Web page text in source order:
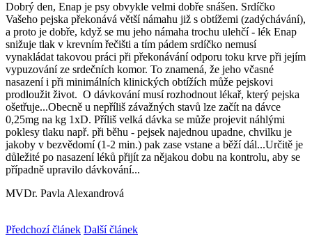
Dobrý den, Enap je psy obvykle velmi dobře snášen. Srdíčko
Vašeho pejska překonává větší námahu již s obtížemi (zadýchávání),
a proto je dobře, když se mu jeho námaha trochu ulehčí - lék Enap
snižuje tlak v krevním řečišti a tím pádem srdíčko nemusí
vynakládat takovou práci při překonávání odporu toku krve při jejím
vypuzování ze srdečních komor. To znamená, že jeho včasné
nasazení i při minimálních klinických obtížích může pejskovi
prodloužit život. O dávkování musí rozhodnout lékař, který pejska
ošetřuje...Obecně u nepříliš závažných stavů lze začít na dávce
0,25mg na kg 1xD. Příliš velká dávka se může projevit náhlými
poklesy tlaku např. při běhu - pejsek najednou upadne, chvilku je
jakoby v bezvědomí (1-2 min.) pak zase vstane a běží dál...Určitě je
důležité po nasazení léků přijít za nějakou dobu na kontrolu, aby se
případně upravilo dávkování...
MVDr. Pavla Alexandrová
Předchozí článek Další článek